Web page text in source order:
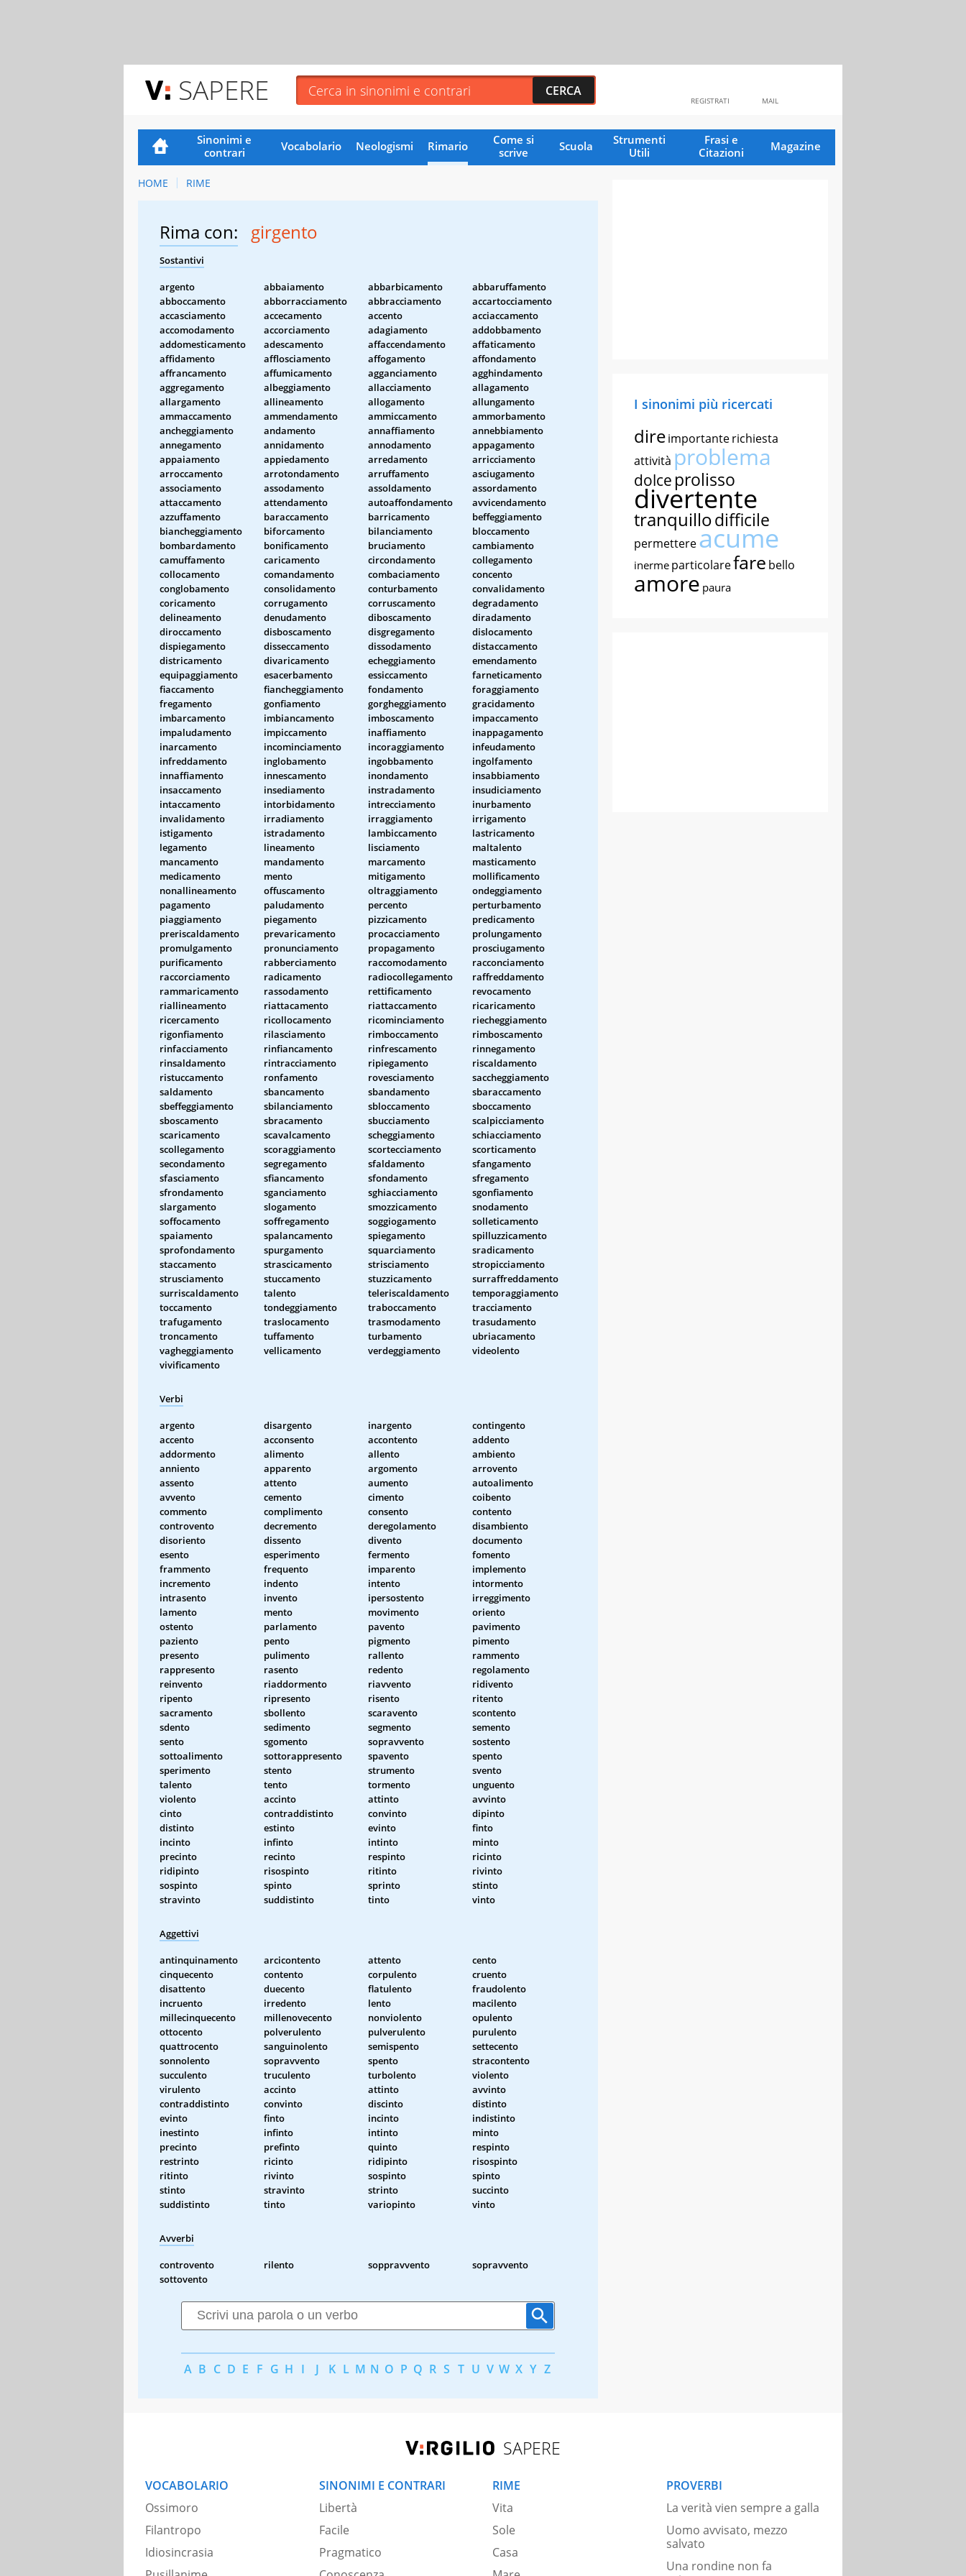
SAPERE MAIL
REGISTRATI
Sinonimi e
contrari
Vocabolario Neologismi Rimario
Come si
scrive
Scuola
Strumenti
Utili
Frasi e
Citazioni
Magazine
HOME RIME
Rima con: girgento
Sostantivi
argento abbaiamento abbarbicamento
abbaruffamento
abboccamento
abborracciamento abbracciamento
accartocciamento
accasciamento
accecamento accento
acciaccamento
accomodamento
accorciamento adagiamento
addobbamento
addomesticamento
adescamento affaccendamento
affaticamento
affidamento
afflosciamento affogamento
affondamento
affrancamento
affumicamento agganciamento
agghindamento
aggregamento
albeggiamento allacciamento
allagamento
allargamento
allineamento allogamento
allungamento
ammaccamento
ammendamento ammiccamento
ammorbamento
ancheggiamento
andamento annaffiamento
annebbiamento
annegamento
annidamento annodamento
appagamento
appaiamento
appiedamento arredamento
arricciamento
arroccamento
arrotondamento arruffamento
asciugamento
associamento
assodamento assoldamento
assordamento
attaccamento
attendamento autoaffondamento
avvicendamento
azzuffamento
baraccamento barricamento
beffeggiamento
biancheggiamento
biforcamento bilanciamento
bloccamento
bombardamento
bonificamento bruciamento
cambiamento
camuffamento
caricamento circondamento
collegamento
collocamento
comandamento combaciamento
concento
conglobamento
consolidamento conturbamento
convalidamento
coricamento
corrugamento corruscamento
degradamento
delineamento
denudamento diboscamento
diradamento
diroccamento
disboscamento disgregamento
dislocamento
dispiegamento
disseccamento dissodamento
distaccamento
districamento
divaricamento echeggiamento
emendamento
equipaggiamento
esacerbamento essiccamento
farneticamento
fiaccamento
fiancheggiamento fondamento
foraggiamento
fregamento
gonfiamento gorgheggiamento
gracidamento
imbarcamento
imbiancamento imboscamento
impaccamento
impaludamento
impiccamento inaffiamento
inappagamento
inarcamento
incominciamento incoraggiamento
infeudamento
infreddamento
inglobamento ingobbamento
ingolfamento
innaffiamento
innescamento inondamento
insabbiamento
insaccamento
insediamento instradamento
insudiciamento
intaccamento
intorbidamento intrecciamento
inurbamento
invalidamento
irradiamento irraggiamento
irrigamento
istigamento
istradamento lambiccamento
lastricamento
legamento
lineamento lisciamento
maltalento
mancamento
mandamento marcamento
masticamento
medicamento
mento mitigamento
mollificamento
nonallineamento
offuscamento oltraggiamento
ondeggiamento
pagamento
paludamento percento
perturbamento
piaggiamento
piegamento pizzicamento
predicamento
preriscaldamento
prevaricamento procacciamento
prolungamento
promulgamento
pronunciamento propagamento
prosciugamento
purificamento
rabberciamento raccomodamento
racconciamento
raccorciamento
radicamento radiocollegamento
raffreddamento
rammaricamento
rassodamento rettificamento
revocamento
riallineamento
riattacamento riattaccamento
ricaricamento
ricercamento
ricollocamento ricominciamento
riecheggiamento
rigonfiamento
rilasciamento rimboccamento
rimboscamento
rinfacciamento
rinfiancamento rinfrescamento
rinnegamento
rinsaldamento
rintracciamento ripiegamento
riscaldamento
ristuccamento
ronfamento rovesciamento
saccheggiamento
saldamento
sbancamento sbandamento
sbaraccamento
sbeffeggiamento
sbilanciamento sbloccamento
sboccamento
sboscamento
sbracamento sbucciamento
scalpicciamento
scaricamento
scavalcamento scheggiamento
schiacciamento
scollegamento
scoraggiamento scortecciamento
scorticamento
secondamento
segregamento sfaldamento
sfangamento
sfasciamento
sfiancamento sfondamento
sfregamento
sfrondamento
sganciamento sghiacciamento
sgonfiamento
slargamento
slogamento smozzicamento
snodamento
soffocamento
soffregamento soggiogamento
solleticamento
spaiamento
spalancamento spiegamento
spilluzzicamento
sprofondamento
spurgamento squarciamento
sradicamento
staccamento
strascicamento strisciamento
stropicciamento
strusciamento
stuccamento stuzzicamento
surraffreddamento
surriscaldamento
talento teleriscaldamento
temporaggiamento
toccamento
tondeggiamento traboccamento
tracciamento
trafugamento
traslocamento trasmodamento
trasudamento
troncamento
tuffamento turbamento
ubriacamento
vagheggiamento
vellicamento verdeggiamento
videolento
vivificamento
Verbi
argento disargento inargento
contingento
accento
acconsento accontento
addento
addormento
alimento allento
ambiento
anniento
apparento argomento
arrovento
assento
attento aumento
autoalimento
avvento
cemento cimento
coibento
commento
complimento consento
contento
controvento
decremento deregolamento
disambiento
disoriento
dissento divento
documento
esento
esperimento fermento
fomento
frammento
frequento imparento
implemento
incremento
indento intento
intormento
intrasento
invento ipersostento
irreggimento
lamento
mento movimento
oriento
ostento
parlamento pavento
pavimento
paziento
pento pigmento
pimento
presento
pulimento rallento
rammento
rappresento
rasento redento
regolamento
reinvento
riaddormento riavvento
ridivento
ripento
ripresento risento
ritento
sacramento
sbollento scaravento
scontento
sdento
sedimento segmento
semento
sento
sgomento sopravvento
sostento
sottoalimento
sottorappresento spavento
spento
sperimento
stento strumento
svento
talento
tento tormento
unguento
violento
accinto attinto
avvinto
cinto
contraddistinto convinto
dipinto
distinto
estinto evinto
finto
incinto
infinto intinto
minto
precinto
recinto respinto
ricinto
ridipinto
risospinto ritinto
rivinto
sospinto
spinto sprinto
stinto
stravinto
suddistinto tinto vinto
Aggettivi
antinquinamento arcicontento attento
cento
cinquecento
contento corpulento
cruento
disattento
duecento flatulento
fraudolento
incruento
irredento lento
macilento
millecinquecento
millenovecento nonviolento
opulento
ottocento
polverulento pulverulento
purulento
quattrocento
sanguinolento semispento
settecento
sonnolento
sopravvento spento
stracontento
succulento
truculento turbolento
violento
virulento
accinto attinto
avvinto
contraddistinto
convinto discinto
distinto
evinto
finto incinto
indistinto
inestinto
infinto intinto
minto
precinto
prefinto quinto
respinto
restrinto
ricinto ridipinto
risospinto
ritinto
rivinto sospinto
spinto
stinto
stravinto strinto
succinto
suddistinto
tinto variopinto vinto
Avverbi
controvento rilento soppravvento
sopravvento
sottovento
A B C D E F G H I J K L M N O P Q R S T U V W X Y Z
I sinonimi più ricercati
direimportanterichiesta
attività problema
dolce prolisso
divertente
tranquillodifficile
permettereacume
inerme particolarefare bello
amore paura
SAPERE
VOCABOLARIO
Ossimoro
Filantropo
Idiosincrasia
SINONIMI E CONTRARI
Libertà
Facile
Pragmatico
RIME
Vita
Sole
Casa
PROVERBI
La verità vien sempre a galla
Uomo avvisato, mezzo
salvato
Una rondine non fa